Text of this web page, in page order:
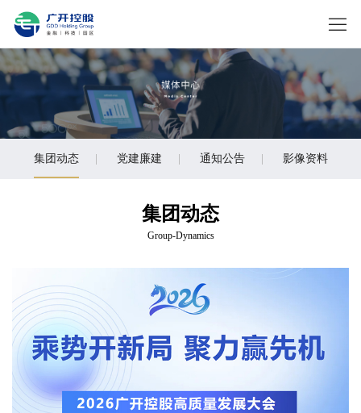
集团动态 党建廉建 通知公告 影像资料
集团动态
Group-Dynamics